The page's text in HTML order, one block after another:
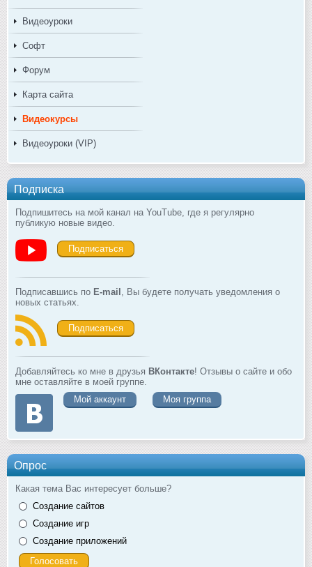
Видеоуроки
Софт
Форум
Карта сайта
Видеокурсы
Видеоуроки (VIP)
Подписка
Подпишитесь на мой канал на YouTube, где я регулярно
публикую новые видео.
Подписаться
Подписавшись по E-mail , Вы будете получать уведомления о
новых статьях.
Подписаться
Добавляйтесь ко мне в друзья ВКонтакте! Отзывы о сайте и обо
мне оставляйте в моей группе.
Мой аккаунт
Моя группа
Опрос
Какая тема Вас интересует больше?
Создание сайтов
Создание игр
Создание приложений